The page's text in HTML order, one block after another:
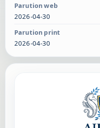
dessus défini, pourvu
pas le caractère civil de
RADJABALY Idriss
NICOLAS - APT 8 LES
associés ou au conjoint
ascendants ou
accordé par la gérance
compter de son
Parution web
2026-04-30
Parution print
2026-04-30